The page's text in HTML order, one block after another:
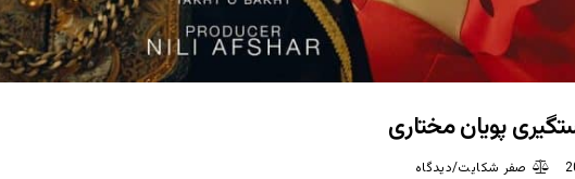
پویان مختاری
صفر شکایت/دیدگاه